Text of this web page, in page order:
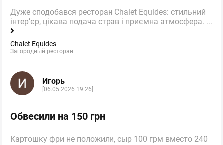
Дуже сподобався ресторан Chalet Equides: стильний
інтер’єр, цікава подача страв і приємна атмосфера. ...
Chalet Equides
Загородный ресторан
Игорь
[06.05.2026 19:26]
Обвесили на 150 грн
Картошку фри не положили, сыр 100 грм вместо 240